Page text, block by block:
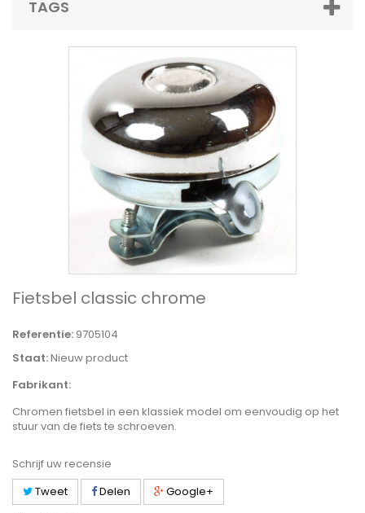
TAGS
Fietsbel classic chrome
Referentie: 9705104
Staat:Nieuw product
Fabrikant:
Chromen fietsbel in een klassiek model om eenvoudig op het
stuur van de fiets te schroeven.
Schrijf uw recensie
Tweet
Delen
Google+